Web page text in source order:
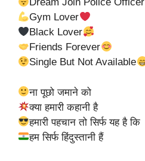
Gym Lover
Black Lover
Friends Forever
Single But Not Available
ना पूछो जमाने को
क्या हमारी कहानी है
हमारी पहचान तो सिर्फ यह है कि
हम सिर्फ हिंदुस्तानी हैं